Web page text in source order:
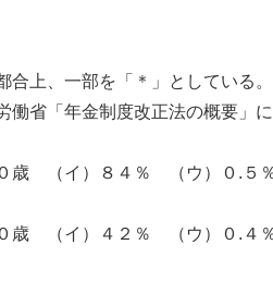
上、一部を「＊」としている。
働省「年金制度改正法の概要」
歳 （イ）８４％ （ウ）０.５
歳 （イ）４２％ （ウ）０.４